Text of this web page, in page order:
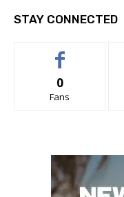
STAY CONNECTED
0
Fans